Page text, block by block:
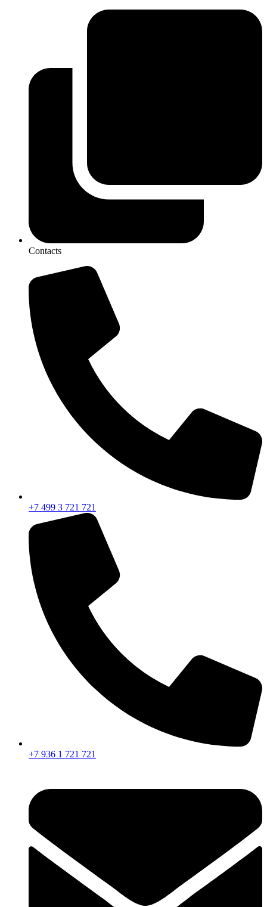
Contacts
+7 499 3 721 721
+7 936 1 721 721